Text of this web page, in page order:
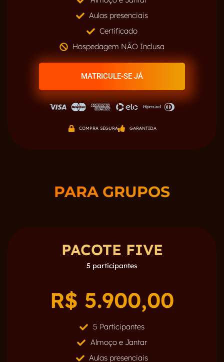
Aulas presenciais
Certificado
Hospedagem NÃO Inclusa
MATRICULE-SE JÁ
COMPRA SEGURA GARANTIDA
PARA GRUPOS
PACOTE FIVE
5 participantes
R$ 5.900,00
5 Participantes
Almoço e Jantar
Aulas presenciais